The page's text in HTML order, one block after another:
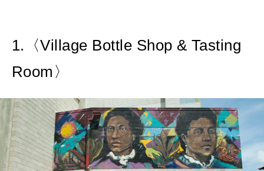
MAGAZINE
2026年8月号『お茶の時間です。』
2026年7月号「鎌倉 ローカルが 教えてくれた 本当の歩き方。」
2026年6月号「大銀座 トレンドが生まれる 新しい一流店へ。」
MAGAZINE MOOK
1.〈Village Bottle Shop & Tasting
Room〉